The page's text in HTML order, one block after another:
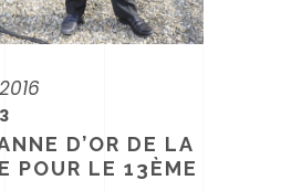
D’OR DE LA
POUR LE 13ÈME